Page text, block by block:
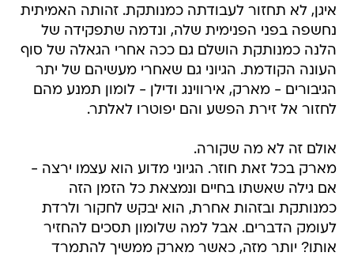
איגן, לא תחזור לעבודתה כמנותקת. זהותה האמיתית
נחשפה בפני הפנימית שלה, ונדמה שתפקידה של
הלנה כמנותקת הושלם גם ככה אחרי הגאלה של סוף
העונה הקודמת. הגיוני גם שאחרי מעשיהם של יתר
הגיבורים - מארק, אירווינג ודילן - לומון תמנע מהם
לחזור אל זירת הפשע והם יפוטרו לאלתר.
אולם זה לא מה שקורה.
מארק בכל זאת חוזר. הגיוני מדוע הוא עצמו ירצה -
אם גילה שאשתו בחיים ונמצאת כל הזמן הזה
כמנותקת ובזהות אחרת, הוא יבקש לחקור ולרדת
לעומק הדברים. אבל למה שלומון תסכים להחזיר
אותו? יותר מזה, כאשר מארק ממשיך להתמרד